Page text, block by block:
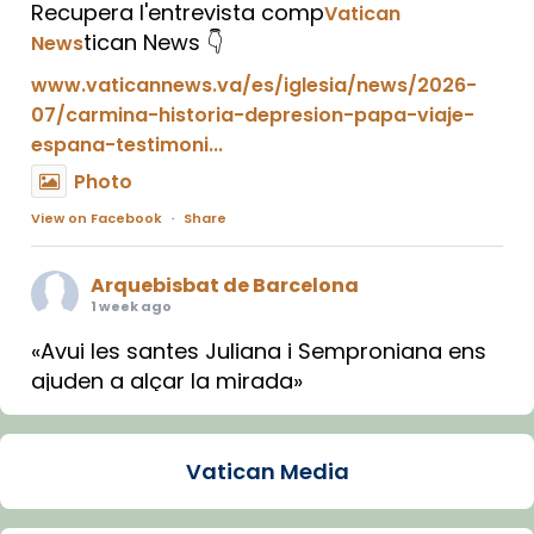
Recupera l'entrevista compVatican
Newstican News 👇
www.vaticannews.va/es/iglesia/news/2026-
07/carmina-historia-depresion-papa-viaje-
espana-testimoni...
Photo
View on Facebook · Share
Arquebisbat de Barcelona
1 week ago
«Avui les santes Juliana i Semproniana ens
ajuden a alçar la mirada»
Mons. Sergi Gordo, bisbe de Tortosa, ha
Santes de Mataró.
🔗tinyurl.com/cvu5jmbk
Vatican Media